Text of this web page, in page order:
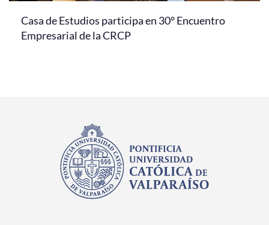
Casa de Estudios participa en 30° Encuentro
Empresarial de la CRCP